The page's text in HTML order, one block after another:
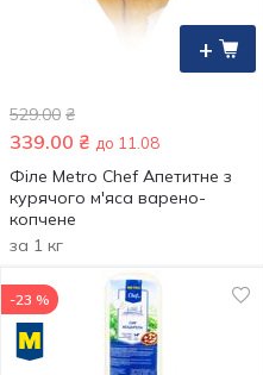
+
529.00 ₴
339.00 ₴ до 11.08
Філе Metro Chef Апетитне з
курячого м'яса варено-
копчене
за 1 кг
-23 %